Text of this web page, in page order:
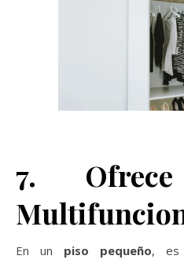
7. Ofrece
En un piso pequeño, es